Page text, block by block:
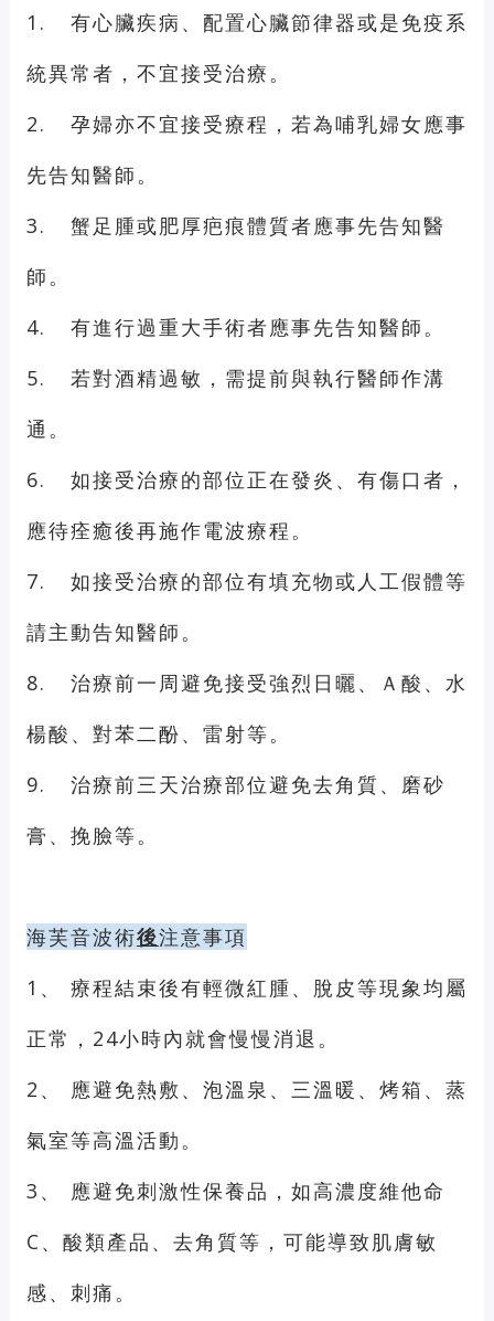
1.
有心臟疾病、配置心臟節律器或是免疫系
統異常者，不宜接受治療。
2.
孕婦亦不宜接受療程，若為哺乳婦女應事
先告知醫師。
3.
蟹足腫或肥厚疤痕體質者應事先告知醫
師。
4.
有進行過重大手術者應事先告知醫師。
5.
若對酒精過敏，需提前與執行醫師作溝
通。
6.
如接受治療的部位正在發炎、有傷口者，
應待痊癒後再施作電波療程。
7.
如接受治療的部位有填充物或人工假體等
請主動告知醫師。
8.
治療前一周避免接受強烈日曬、Ａ酸、水
楊酸、對苯二酚、雷射等。
9.
治療前三天治療部位避免去角質、磨砂
膏、挽臉等。
海芙音波術後注意事項
1、
療程結束後有輕微紅腫、脫皮等現象均屬
正常，24小時內就會慢慢消退。
2、
應避免熱敷、泡溫泉、三溫暖、烤箱、蒸
氣室等高溫活動。
3、
應避免刺激性保養品，如高濃度維他命
C、酸類產品、去角質等，可能導致肌膚敏
感、刺痛。